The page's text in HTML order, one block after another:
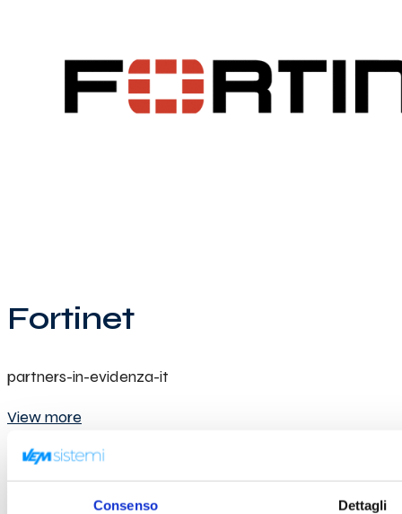
Consenso Dettagli
Fortinet
partners-in-evidenza-it
View more
2018-01-13